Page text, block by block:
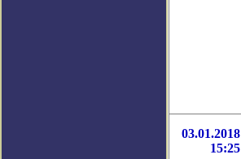
03.01.2018
15:25